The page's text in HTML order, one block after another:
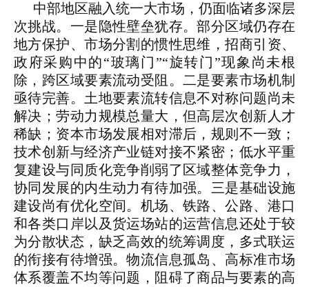
中部地区融入统一大市场，仍面临诸多深层
次挑战。一是隐性壁垒犹存。部分区域仍存在
地方保护、市场分割的惯性思维，招商引资、
政府采购中的“玻璃门”“旋转门”现象尚未根
除，跨区域要素流动受阻。二是要素市场机制
亟待完善。土地要素流转信息不对称问题尚未
解决；劳动力规模总量大，但高层次创新人才
稀缺；资本市场发展相对滞后，规则不一致；
技术创新与经济产业链对接不紧密；低水平重
复建设与同质化竞争削弱了区域整体竞争力，
协同发展的内生动力有待加强。三是基础设施
建设尚有优化空间。机场、铁路、公路、港口
和各类口岸以及货运场站的运营信息还处于较
为分散状态，缺乏高效的统筹调度，多式联运
的衔接有待增强。物流信息孤岛、高标准市场
体系覆盖不均等问题，阻碍了商品与要素的高